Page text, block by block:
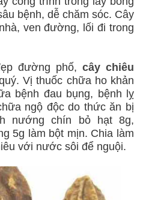
bệnh, dễ chăm sóc. Cây
ven đường, lối đi trong
đường phố,cây chiêu
Vị thuốc chữa ho khản
bệnh đau bụng, bệnh lỵ
ngộ độc do thức ăn bị
nướng chín bỏ hạt 8g,
5g làm bột mịn. Chia làm
với nước sôi để nguội.